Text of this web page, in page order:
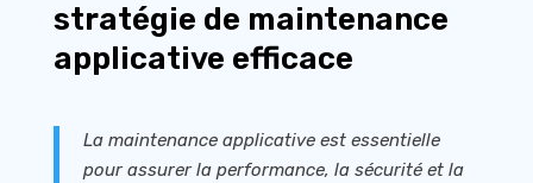
stratégie de maintenance
applicative efficace
La maintenance applicative est essentielle
pour assurer la performance, la sécurité et la